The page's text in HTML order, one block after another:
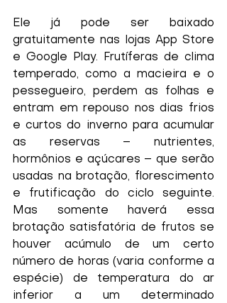
Ele já pode ser baixado
gratuitamente nas lojas App Store
e Google Play. Frutíferas de clima
temperado, como a macieira e o
pessegueiro, perdem as folhas e
entram em repouso nos dias frios
e curtos do inverno para acumular
as reservas – nutrientes,
hormônios e açúcares – que serão
usadas na brotação, florescimento
e frutificação do ciclo seguinte.
Mas somente haverá essa
brotação satisfatória de frutos se
houver acúmulo de um certo
número de horas (varia conforme a
espécie) de temperatura do ar
inferior a um determinado